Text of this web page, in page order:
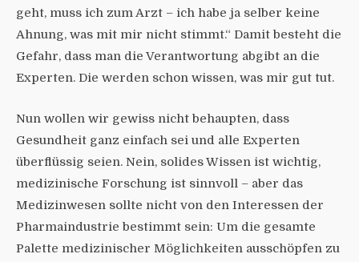
geht, muss ich zum Arzt – ich habe ja selber keine
Ahnung, was mit mir nicht stimmt.“ Damit besteht die
Gefahr, dass man die Verantwortung abgibt an die
Experten. Die werden schon wissen, was mir gut tut.
Nun wollen wir gewiss nicht behaupten, dass
Gesundheit ganz einfach sei und alle Experten
überflüssig seien. Nein, solides Wissen ist wichtig,
medizinische Forschung ist sinnvoll – aber das
Medizinwesen sollte nicht von den Interessen der
Pharmaindustrie bestimmt sein: Um die gesamte
Palette medizinischer Möglichkeiten ausschöpfen zu